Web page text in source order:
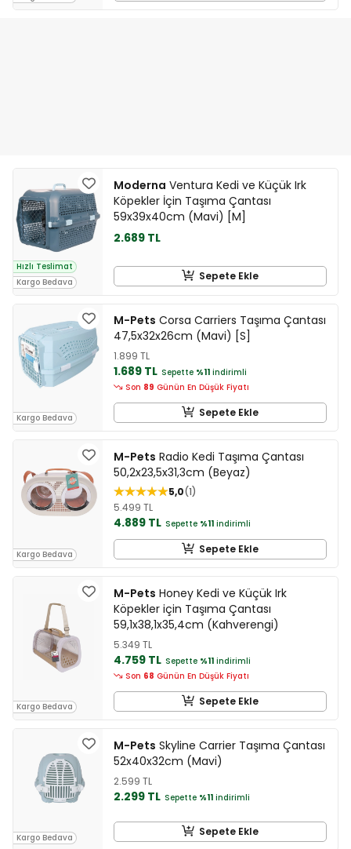
Hızlı Teslimat
Kargo Bedava
Moderna Ventura Kedi ve Küçük Irk
Köpekler İçin Taşıma Çantası
59x39x40cm (Mavi) [M]
2.689 TL
Sepete Ekle
Kargo Bedava
M-Pets Corsa Carriers Taşıma Çantası
47,5x32x26cm (Mavi) [S]
1.899 TL
1.689 TL Sepette %11 indirimli
Son 89 Günün En Düşük Fiyatı
Sepete Ekle
Kargo Bedava
M-Pets Radio Kedi Taşıma Çantası
50,2x23,5x31,3cm (Beyaz)
5,0 1
5.499 TL
4.889 TL Sepette %11 indirimli
Sepete Ekle
Kargo Bedava
M-Pets Honey Kedi ve Küçük Irk
Köpekler için Taşıma Çantası
59,1x38,1x35,4cm (Kahverengi)
5.349 TL
4.759 TL Sepette %11 indirimli
Son 68 Günün En Düşük Fiyatı
Sepete Ekle
Kargo Bedava
M-Pets Skyline Carrier Taşıma Çantası
52x40x32cm (Mavi)
2.599 TL
2.299 TL Sepette %11 indirimli
Sepete Ekle